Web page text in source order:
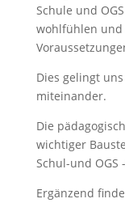
Schule und
wohlfühlen u
Vo
Dies gelingt
miteinander.
Die
wichtiger B
Schul-und OGS
Ergänzend